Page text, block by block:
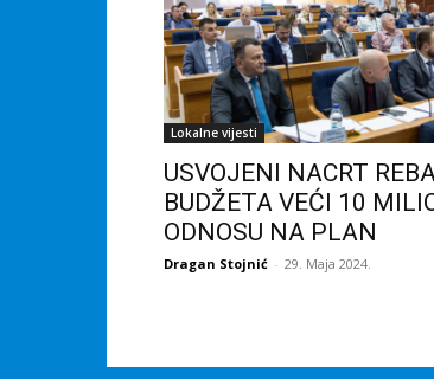
Lokalne vijesti
USVOJENI NACRT
BUDŽETA VEĆI 10
ODNOSU NA PLAN
Dragan Stojnić - 29. Maja 2024.